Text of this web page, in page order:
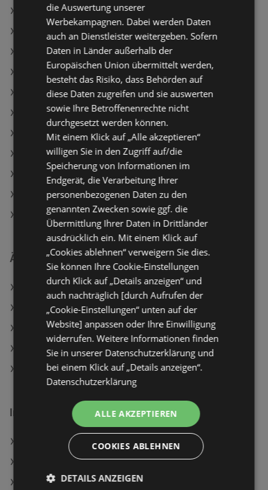
Clever Taschentücher Box
BILLA Bio Haltbarmilch 3.5%
SPAR Angebote
ADEG Angebote
T&G Angebote
Aktuelle PENNY Flugblätter
Aktuelle NÖM Flugblätter
Aktuelle Lidl Flugblätter
Aktuelle T&G Flugblätter
Aktuelle Maximarkt Flugblätter
SPAR Filialen in Bregenz
Ähnliche Händler
Lidl Angebote
BILLA Angebote
MPREIS Angebote
Travel FREE Angebote
HOFER Angebote
Interessantes auf wogibtswas.at
Admiral Sportwetten Filialen in Traismauer
LET'S DOIT Filialen in Windischgarsten
Alle VW Volkswagen Filialen
die Auswertung unserer
Werbekampagnen. Dabei werden Daten
auch an Dienstleister weitergeben. Sofern
Daten in Länder außerhalb der
Europäischen Union übermittelt werden,
besteht das Risiko, dass Behörden auf
diese Daten zugreifen und sie auswerten
sowie Ihre Betroffenenrechte nicht
durchgesetzt werden können.
Mit einem Klick auf „Alle akzeptieren“
willigen Sie in den Zugriff auf/die
Speicherung von Informationen im
Endgerät, die Verarbeitung Ihrer
personenbezogenen Daten zu den
genannten Zwecken sowie ggf. die
Übermittlung Ihrer Daten in Drittländer
ausdrücklich ein. Mit einem Klick auf
„Cookies ablehnen“ verweigern Sie dies.
Sie können Ihre Cookie-Einstellungen
durch Klick auf „Details anzeigen“ und
auch nachträglich [durch Aufrufen der
„Cookie-Einstellungen“ unten auf der
Website] anpassen oder Ihre Einwilligung
widerrufen. Weitere Informationen finden
Sie in unserer Datenschutzerklärung und
bei einem Klick auf „Details anzeigen“.
Datenschutzerklärung
ALLE AKZEPTIEREN
COOKIES ABLEHNEN
DETAILS ANZEIGEN